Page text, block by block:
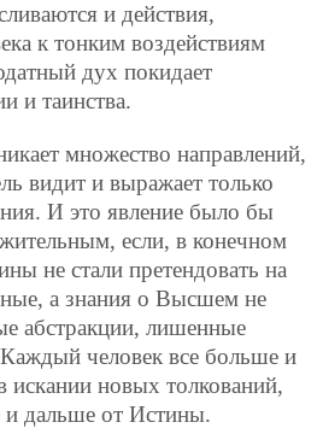
и действия,
к тонким воздействиям
дух покидает
и таинства.
множество направлений,
видит и выражает только
И это явление было бы
если, в конечном
не стали претендовать на
а знания о Высшем не
абстракции, лишенные
человек все больше и
искании новых толкований,
и дальше от Истины.